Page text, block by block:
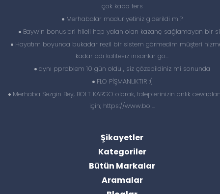
çok kaba ters
Merhabalar maduriyetiniz giderildi mi?
Baywin bonuslari hileli hep yalan olan kazanç sağlamayan bir
Hayatım boyunca bukadar rezil bir sistem görmedim müşteri
kadar adi kalitesiz insanlar gö...
aynı pproblem 10 gün oldu , siz çözebildiniz mi sonunda
FLO PİŞMANLIKTIR :(
Merhaba Sezgin Bey, BOLT KARGO olarak, taleplerinizin anlık
için; https://www.bol...
Şikayetler
Kategoriler
Bütün Markalar
Aramalar